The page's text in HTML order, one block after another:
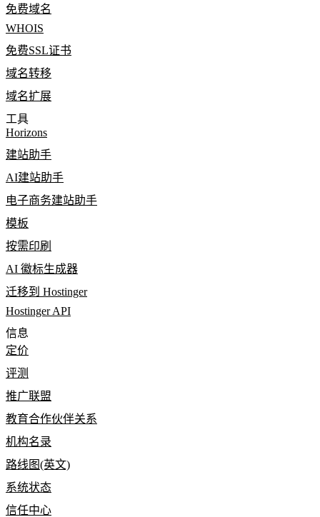
免费域名
WHOIS
免费SSL证书
域名转移
域名扩展
工具
Horizons
建站助手
AI建站助手
电子商务建站助手
模板
按需印刷
AI 徽标生成器
迁移到 Hostinger
Hostinger API
信息
定价
评测
推广联盟
教育合作伙伴关系
机构名录
路线图(英文)
系统状态
信任中心